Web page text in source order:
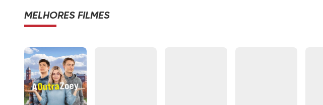
MELHORES FILMES